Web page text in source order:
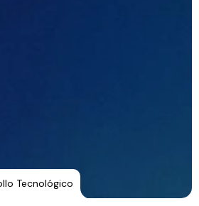
Tecnológico